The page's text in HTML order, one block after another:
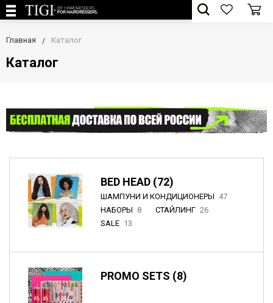
Главная Каталог
Каталог
BED HEAD (72)
ШАМПУНИ И КОНДИЦИОНЕРЫ 47
НАБОРЫ 8 СТАЙЛИНГ 26
SALE 13
PROMO SETS (8)